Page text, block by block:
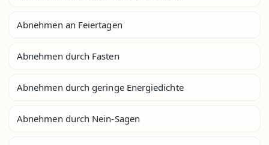
Abnehmen an Feiertagen
Abnehmen durch Fasten
Abnehmen durch geringe Energiedichte
Abnehmen durch Nein-Sagen